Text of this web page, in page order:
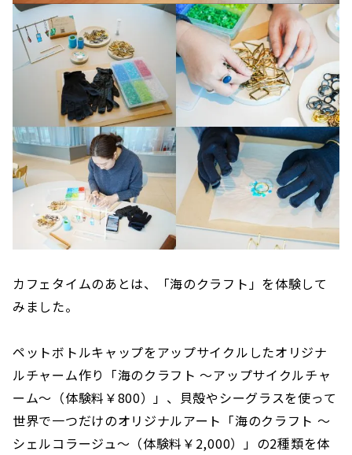
カフェタイムのあとは、「海のクラフト」を体験して
みました。
ペットボトルキャップをアップサイクルしたオリジナ
ルチャーム作り「海のクラフト ～アップサイクルチャ
ーム～（体験料￥800）」、貝殻やシーグラスを使って
世界で一つだけのオリジナルアート「海のクラフト ～
シェルコラージュ～（体験料￥2,000）」の2種類を体